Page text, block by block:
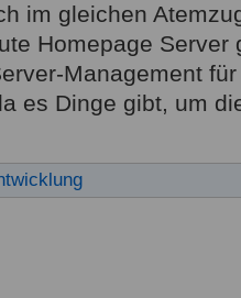
im gleichen
Homepage Server
Management
es Dinge gibt, um